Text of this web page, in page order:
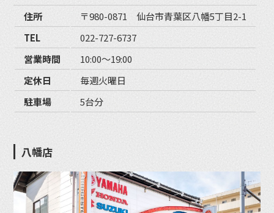
住所
〒980-0871 仙台市青葉区八幡5丁目2-1
TEL
022-727-6737
営業時間
10:00〜19:00
定休日
毎週火曜日
駐車場
5台分
八幡店